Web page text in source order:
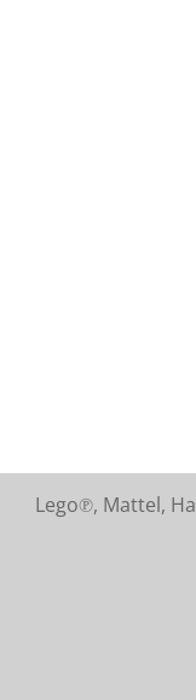
Lego℗, Mattel,